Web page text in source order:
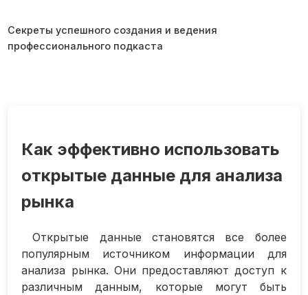
Как эффективно использовать
открытые данные для анализа
рынка
Открытые данные становятся все более
популярным источником информации для
анализа рынка. Они предоставляют доступ к
различным данным, которые могут быть
Секреты успешного создания и ведения
профессионального подкаста